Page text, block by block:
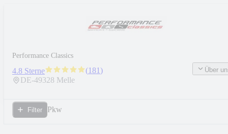
Performance Classics
4.8 Sterne (181)
DE-49328 Melle
Über
Filter Pkw